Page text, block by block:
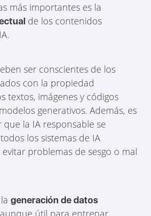
más importantes es la
de los contenidos
ser conscientes de los
con la propiedad
textos, imágenes y códigos
generativos. Además, es
que la IA responsable se
los sistemas de IA
problemas de sesgo o mal
lageneración de datos
aunque útil para entrenar